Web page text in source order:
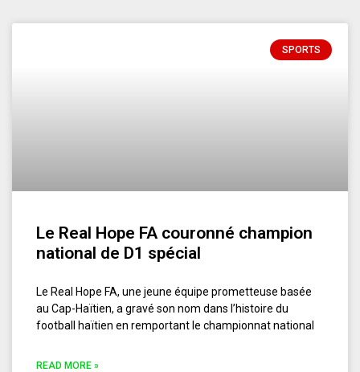
SPORTS
Le Real Hope FA couronné champion
national de D1 spécial
Le Real Hope FA, une jeune équipe prometteuse basée
au Cap-Haïtien, a gravé son nom dans l’histoire du
football haïtien en remportant le championnat national
READ MORE »